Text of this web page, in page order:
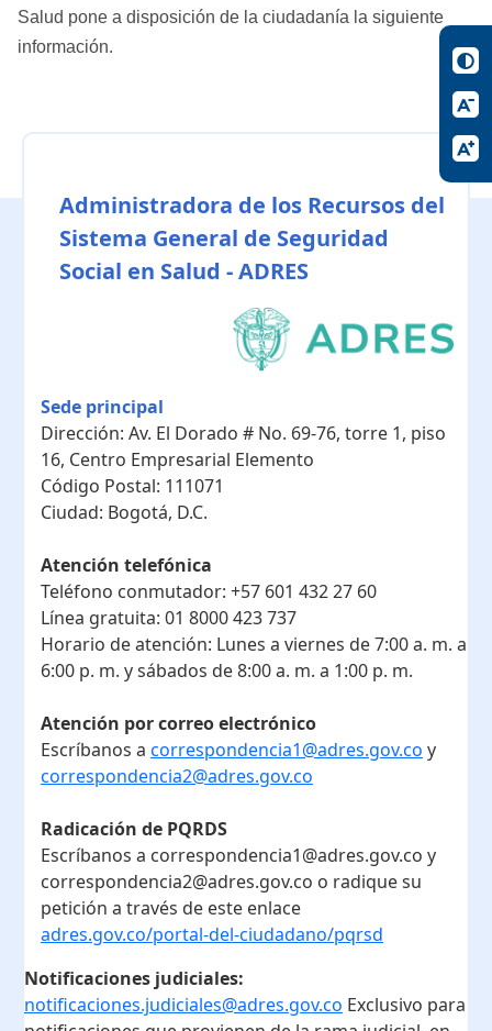
Salud pone a disposición de la ciudadanía la siguiente
información.
Administradora de los Recursos del
Sistema General de Seguridad
Social en Salud - ADRES
Sede principal
Dirección: Av. El Dorado # No. 69-76, torre 1, piso
16, Centro Empresarial Elemento
Código Postal: 111071
Ciudad: Bogotá, D.C.
Atención telefónica
Teléfono conmutador: +57 601 432 27 60
Línea gratuita: 01 8000 423 737
Horario de atención: Lunes a viernes de 7:00 a. m. a
6:00 p. m. y sábados de 8:00 a. m. a 1:00 p. m.
Atención por correo electrónico
Escríbanos a correspondencia1@adres.gov.co y
correspondencia2@adres.gov.co
Radicación de PQRDS
Escríbanos a correspondencia1@adres.gov.co y
correspondencia2@adres.gov.co o radique su
petición a través de este enlace
adres.gov.co/portal-del-ciudadano/pqrsd
Notificaciones judiciales:
notificaciones.judiciales@adres.gov.co Exclusivo para